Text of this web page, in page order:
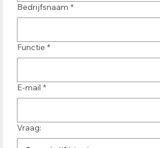
Bedrijfsnaam *
Functie *
E-mail *
Vraag: